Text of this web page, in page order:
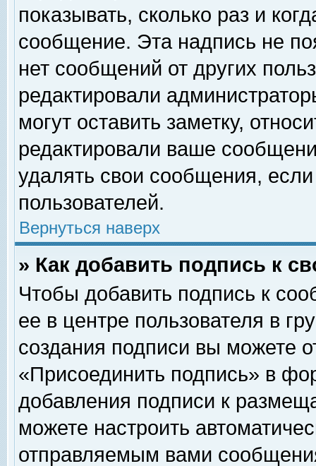
показывать, сколько раз и
сообщение. Эта надпись не
нет сообщений от других
редактировали
могут оставить заметку,
редактировали ваше
удалять свои сообщения,
пользователей.
Вернуться наверх
» Как добавить подпись к
Чтобы добавить подпись к
ее в центре пользователя в
создания подписи вы можете
«Присоединить подпись» в
добавления подписи к
можете настроить
отправляемым вами